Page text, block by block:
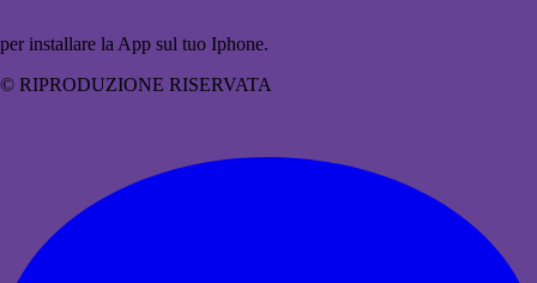
per installare la App sul tuo Iphone.
© RIPRODUZIONE RISERVATA